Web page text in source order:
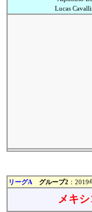
Lucas
リーグA グループ2 ：
メキシ